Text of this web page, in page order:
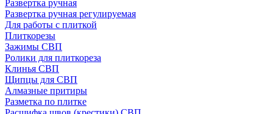
Развертка ручная
Развертка ручная регулируемая
Для работы с плиткой
Плиткорезы
Зажимы СВП
Ролики для плиткореза
Клинья СВП
Щипцы для СВП
Алмазные притиры
Разметка по плитке